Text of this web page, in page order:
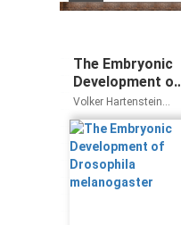
The Embryonic
Development of
Drosophila
melanogaster
Volker Hartenstein
Jose A. Campos-
Ortega